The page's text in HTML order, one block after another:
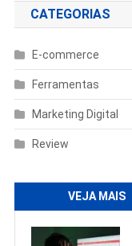
CATEGORIAS
E-commerce
Ferramentas
Marketing Digital
Review
VEJA MAIS